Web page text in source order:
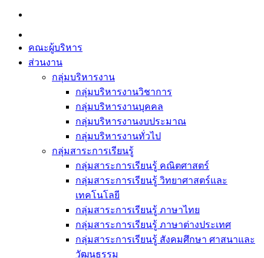
Skip
content
คณะผู้บริหาร
ส่วนงาน
กลุ่มบริหารงาน
กลุ่มบริหารงานวิชาการ
กลุ่มบริหารงานบุคคล
กลุ่มบริหารงานงบประมาณ
กลุ่มบริหารงานทั่วไป
กลุ่มสาระการเรียนรู้
กลุ่มสาระการเรียนรู้ คณิตศาสตร์
กลุ่มสาระการเรียนรู้ วิทยาศาสตร์และ
เทคโนโลยี
กลุ่มสาระการเรียนรู้ ภาษาไทย
กลุ่มสาระการเรียนรู้ ภาษาต่างประเทศ
กลุ่มสาระการเรียนรู้ สังคมศึกษา ศาสนาและ
วัฒนธรรม